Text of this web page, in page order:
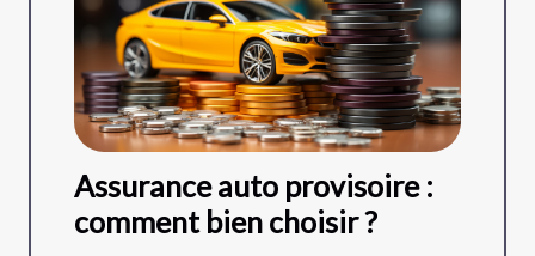
Assurance auto provisoire :
comment bien choisir ?